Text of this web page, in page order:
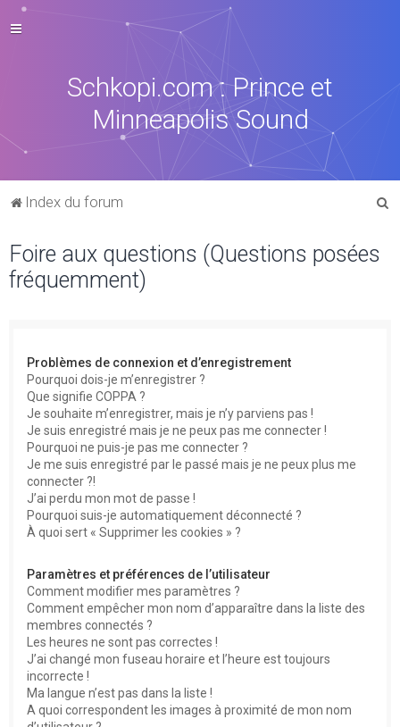
Schkopi.com : Prince et
Minneapolis Sound
Index du forum
Foire aux questions (Questions posées
fréquemment)
Problèmes de connexion et d’enregistrement
Pourquoi dois-je m’enregistrer ?
Que signifie COPPA ?
Je souhaite m’enregistrer, mais je n’y parviens pas !
Je suis enregistré mais je ne peux pas me connecter !
Pourquoi ne puis-je pas me connecter ?
Je me suis enregistré par le passé mais je ne peux plus me
connecter ?!
J’ai perdu mon mot de passe !
Pourquoi suis-je automatiquement déconnecté ?
À quoi sert « Supprimer les cookies » ?
Paramètres et préférences de l’utilisateur
Comment modifier mes paramètres ?
Comment empêcher mon nom d’apparaître dans la liste des
membres connectés ?
Les heures ne sont pas correctes !
J’ai changé mon fuseau horaire et l’heure est toujours
incorrecte !
Ma langue n’est pas dans la liste !
A quoi correspondent les images à proximité de mon nom